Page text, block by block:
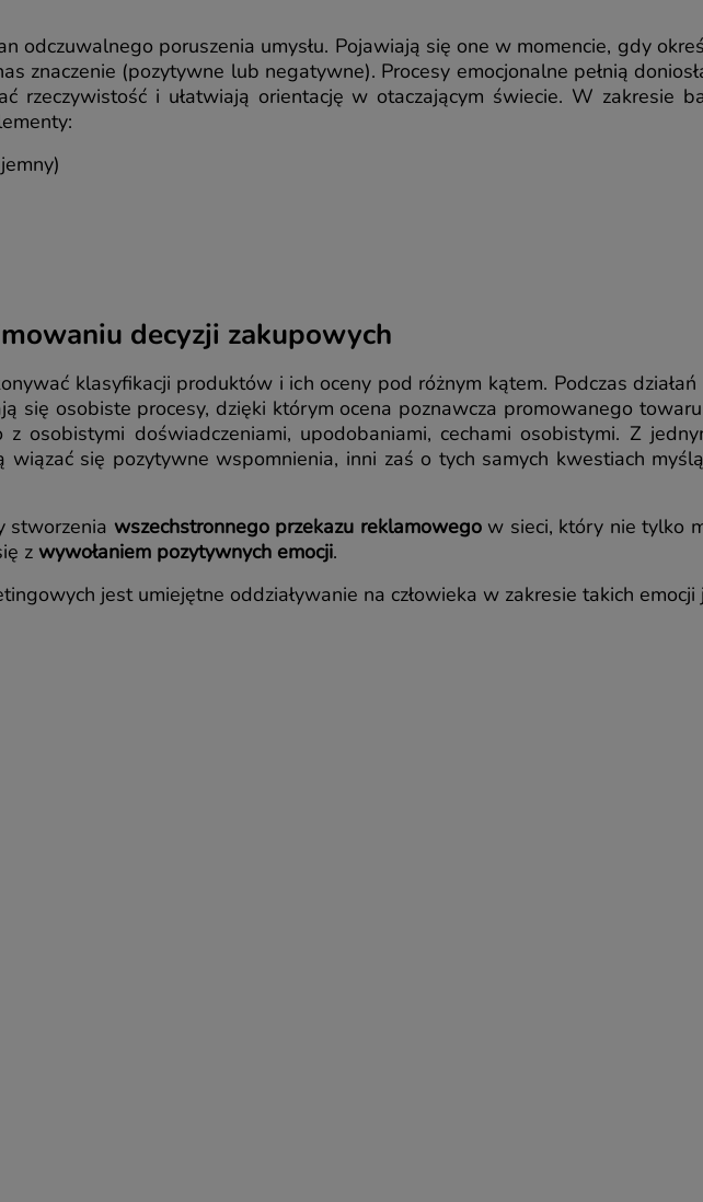
odczuwalnego poruszenia umysłu. Pojawiają się one w momencie, gdy
znaczenie (pozytywne lub negatywne). Procesy emocjonalne pełnią
rzeczywistość i ułatwiają orientację w otaczającym świecie. W zakresie
decyzji zakupowych
klasyfikacji produktów i ich oceny pod różnym kątem. Podczas
się osobiste procesy, dzięki którym ocena poznawcza promowanego
osobistymi doświadczeniami, upodobaniami, cechami osobistymi. Z
wiązać się pozytywne wspomnienia, inni zaś o tych samych kwestiach
stworzenia wszechstronnego przekazu reklamowegow sieci, który nie tylko
z wywołaniem pozytywnych emocji.
jest umiejętne oddziaływanie na człowieka w zakresie takich emocji